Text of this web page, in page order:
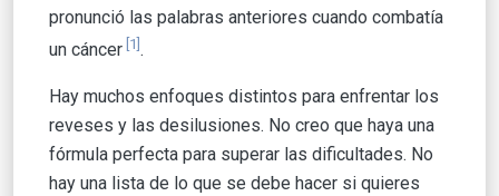
pronunció las palabras anteriores cuando combatía
un cáncer [1] .
Hay muchos enfoques distintos para enfrentar los
reveses y las desilusiones. No creo que haya una
fórmula perfecta para superar las dificultades. No
hay una lista de lo que se debe hacer si quieres